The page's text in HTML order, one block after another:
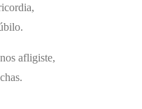
afligiste,